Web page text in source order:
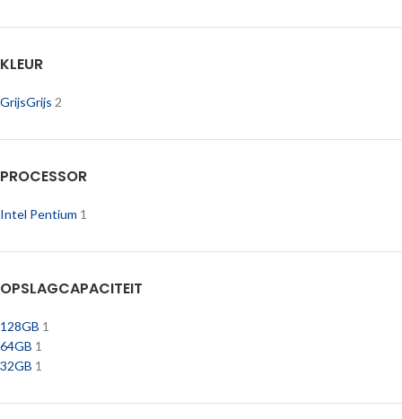
KLEUR
GrijsGrijs 2
PROCESSOR
Intel Pentium 1
OPSLAGCAPACITEIT
128GB 1
64GB 1
32GB 1